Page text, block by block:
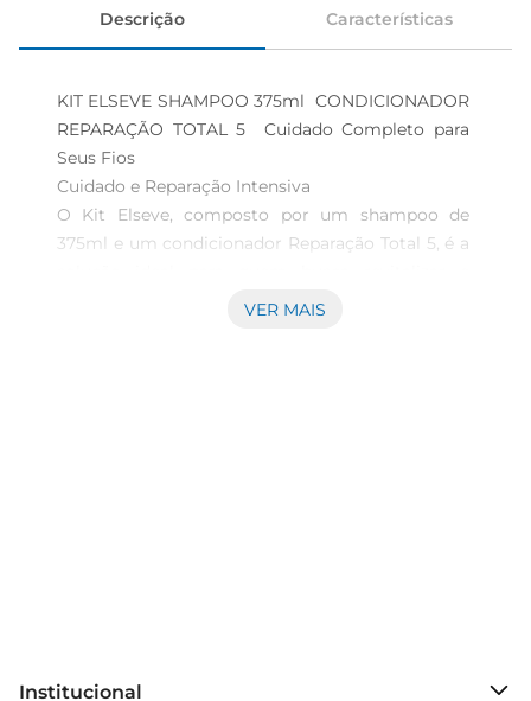
Descrição Características
KIT ELSEVE SHAMPOO 375ml  CONDICIONADOR
REPARAÇÃO TOTAL 5  Cuidado Completo para
Seus Fios
Cuidado e Reparação Intensiva
O Kit Elseve, composto por um shampoo de
375ml e um condicionador Reparação Total 5, é a
restaurar a saúde dos cabelos. Formulado com
VER MAIS
Institucional